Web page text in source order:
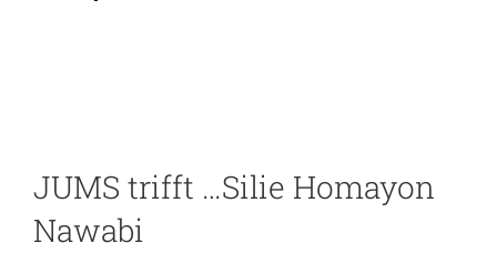
JUMS trifft …Silie Homayon
Nawabi